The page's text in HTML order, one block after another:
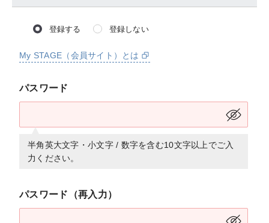
登録する 登録しない
My STAGE（会員サイト）とは
パスワード
半角英大文字・小文字 / 数字を含む10文字以上でご入
力ください。
パスワード（再入力）